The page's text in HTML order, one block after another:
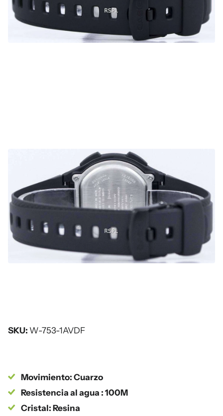
SKU: W-753-1AVDF
Movimiento: Cuarzo
Resistencia al agua : 100M
Cristal: Resina